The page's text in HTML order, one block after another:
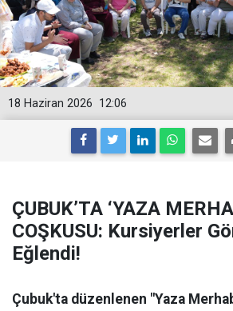
12:06
18 Haziran 2026
ÇUBUK’TA ‘YAZA
COŞKUSU: Kursiyerler
Eğlendi!
Çubuk'ta düzenlenen "Yaza